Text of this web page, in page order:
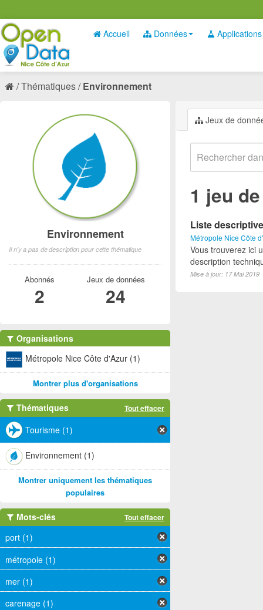
Accueil Données Applications
Thématiques Environnement
Jeux de
1 jeu
Liste
Métropole Nice Côte
Vous trouverez ici
description
Mise à jour: 17 Mai 2019
Environnement
Il n'y a pas de description pour cette thématique
Abonnés
2
Jeux de données
24
Organisations
Métropole Nice Côte d'Azur (1)
Montrer plus d'organisations
Thématiques Tout effacer
Tourisme (1)
Environnement (1)
Montrer uniquement les thématiques
populaires
Mots-clés Tout effacer
port (1)
métropole (1)
mer (1)
carenage (1)